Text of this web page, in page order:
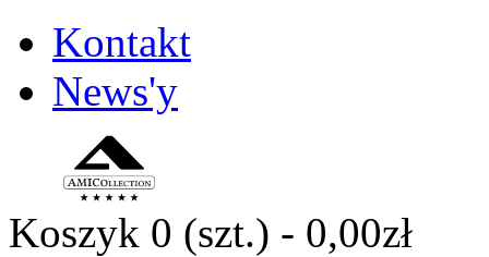
Kontakt
News'y
Koszyk 0 (szt.) - 0,00zł